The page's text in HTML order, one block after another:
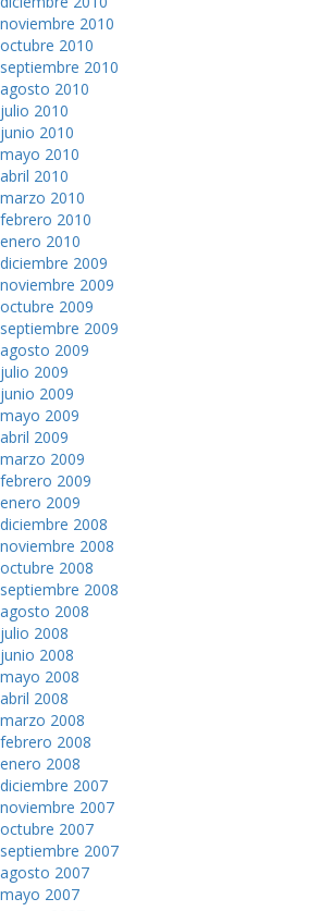
noviembre 2010
octubre 2010
septiembre 2010
agosto 2010
julio 2010
junio 2010
mayo 2010
abril 2010
marzo 2010
febrero 2010
enero 2010
diciembre 2009
noviembre 2009
octubre 2009
septiembre 2009
agosto 2009
julio 2009
junio 2009
mayo 2009
abril 2009
marzo 2009
febrero 2009
enero 2009
diciembre 2008
noviembre 2008
octubre 2008
septiembre 2008
agosto 2008
julio 2008
junio 2008
mayo 2008
abril 2008
marzo 2008
febrero 2008
enero 2008
diciembre 2007
noviembre 2007
octubre 2007
septiembre 2007
agosto 2007
mayo 2007